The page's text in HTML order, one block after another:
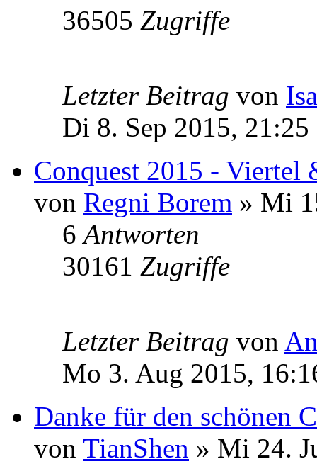
36505 Zugriffe
Letzter Beitrag von
Di 8. Sep 2015, 21:25
Conquest 2015 - Viertel
von Regni Borem » Mi
6Antworten
30161 Zugriffe
Letzter Beitrag von
Mo 3. Aug 2015,
Danke für den schönen
von TianShen » Mi 24.